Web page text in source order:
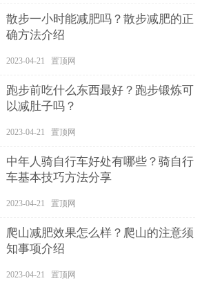
散步一小时能减肥吗？散步减肥的正
确方法介绍
2023-04-21 置顶网
跑步前吃什么东西最好？跑步锻炼可
以减肚子吗？
2023-04-21 置顶网
中年人骑自行车好处有哪些？骑自行
车基本技巧方法分享
2023-04-21 置顶网
爬山减肥效果怎么样？爬山的注意须
知事项介绍
2023-04-21 置顶网